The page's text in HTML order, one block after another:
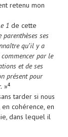
retenu mon
1 de cette
parenthèses ses
qu’il y a
par le
et de ses
présent pour
»4
tarder si nous
cohérence, en
dans lequel il